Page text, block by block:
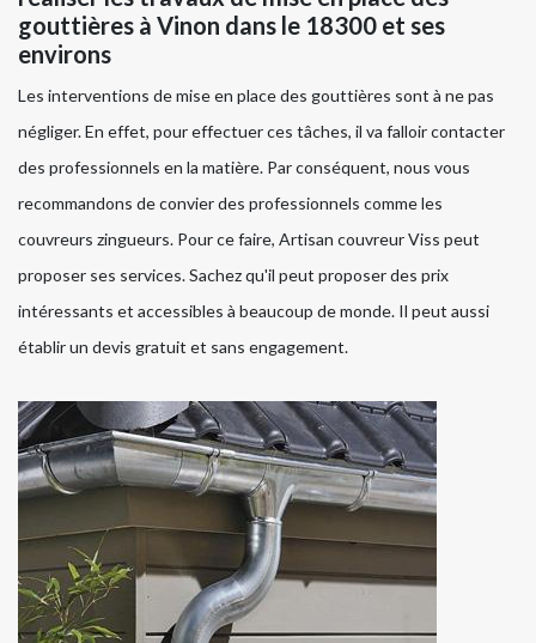
gouttières à Vinon dans le 18300 et ses
environs
Les interventions de mise en place des gouttières sont à ne pas
négliger. En effet, pour effectuer ces tâches, il va falloir contacter
des professionnels en la matière. Par conséquent, nous vous
recommandons de convier des professionnels comme les
couvreurs zingueurs. Pour ce faire, Artisan couvreur Viss peut
proposer ses services. Sachez qu'il peut proposer des prix
intéressants et accessibles à beaucoup de monde. Il peut aussi
établir un devis gratuit et sans engagement.